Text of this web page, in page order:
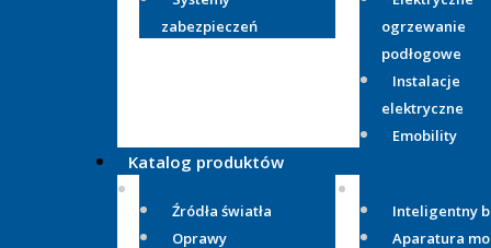
zabezpieczeń
ogrzewanie
podłogowe
Instalacje
elektryczne
Emobility
Katalog produktów
Źródła światła
Oprawy
Inteligentny
Aparatura